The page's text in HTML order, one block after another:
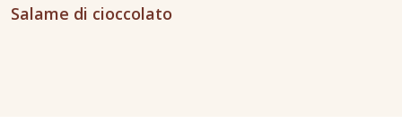
Salame di cioccolato